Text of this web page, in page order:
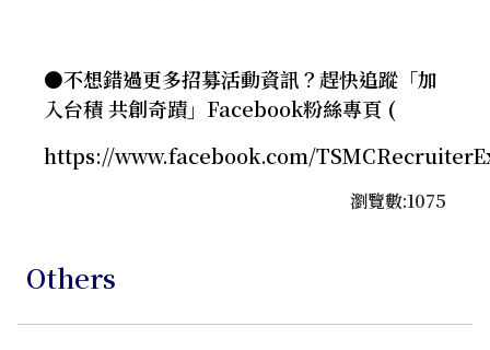
●不想錯過更多招募活動資訊？趕快追蹤「加
入台積 共創奇蹟」Facebook粉絲專頁 (
https://www.facebook.com/
瀏覽數:1075
Others